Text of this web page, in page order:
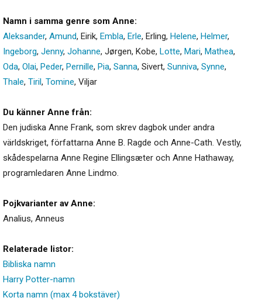
Namn i samma genre som Anne:
Aleksander, Amund, Eirik, Embla, Erle, Erling, Helene, Helmer,
Ingeborg, Jenny, Johanne, Jørgen, Kobe, Lotte, Mari, Mathea,
Oda, Olai, Peder, Pernille, Pia, Sanna, Sivert, Sunniva, Synne,
Thale, Tiril, Tomine, Viljar
Du känner Anne från:
Den judiska Anne Frank, som skrev dagbok under andra
världskriget, författarna Anne B. Ragde och Anne-Cath. Vestly,
skådespelarna Anne Regine Ellingsæter och Anne Hathaway,
programledaren Anne Lindmo.
Pojkvarianter av Anne:
Analius, Anneus
Relaterade listor:
Bibliska namn
Harry Potter-namn
Korta namn (max 4 bokstäver)